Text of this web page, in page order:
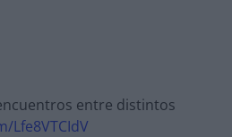
entre distintos
Lfe8VTCIdV